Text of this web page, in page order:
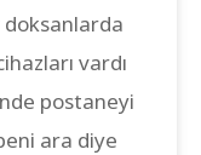
doksanlarda
vardı
postaneyi
ara diye